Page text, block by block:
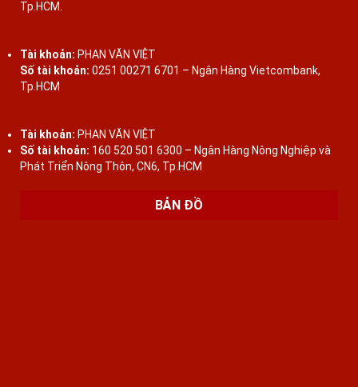
Tp.HCM.
Tài khoản: PHAN VĂN VIỆT
Số tài khoản: 0251 00271 6701 – Ngân Hàng Vietcombank,
Tp.HCM
Tài khoản: PHAN VĂN VIỆT
Số tài khoản: 160 520 501 6300 – Ngân Hàng Nông Nghiệp và
Phát Triển Nông Thôn, CN6, Tp.HCM
BẢN ĐỒ